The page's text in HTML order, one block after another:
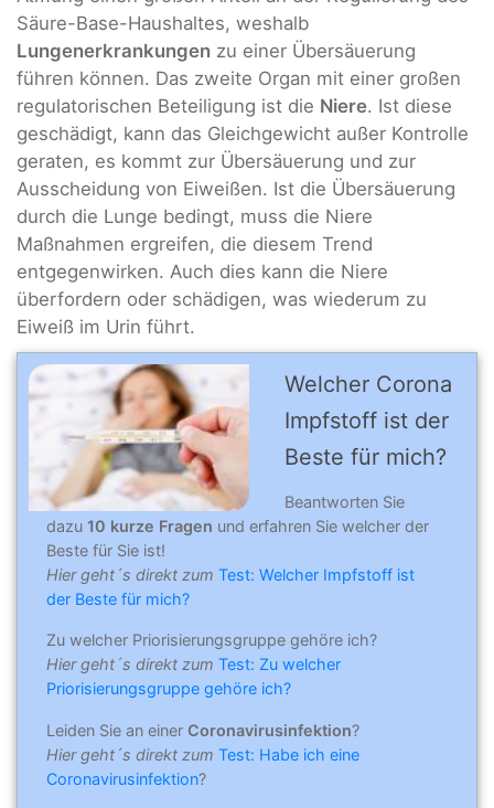
Säure-Base-Haushaltes, weshalb
Lungenerkrankungen zu einer Übersäuerung
führen können. Das zweite Organ mit einer großen
regulatorischen Beteiligung ist die Niere. Ist diese
geschädigt, kann das Gleichgewicht außer Kontrolle
geraten, es kommt zur Übersäuerung und zur
Ausscheidung von Eiweißen. Ist die Übersäuerung
durch die Lunge bedingt, muss die Niere
Maßnahmen ergreifen, die diesem Trend
entgegenwirken. Auch dies kann die Niere
überfordern oder schädigen, was wiederum zu
Eiweiß im Urin führt.
Welcher Corona
Impfstoff ist der
Beste für mich?
Beantworten Sie
dazu 10 kurze Fragen und erfahren Sie welcher der
Beste für Sie ist!
Hier geht´s direkt zum Test: Welcher Impfstoff ist
der Beste für mich?
Zu welcher Priorisierungsgruppe gehöre ich?
Hier geht´s direkt zum Test: Zu welcher
Priorisierungsgruppe gehöre ich?
Leiden Sie an einer Coronavirusinfektion?
Hier geht´s direkt zum Test: Habe ich eine
Coronavirusinfektion?